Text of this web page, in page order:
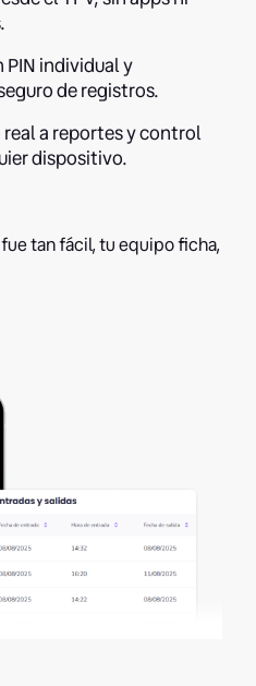
PIN individual y
de registros.
a reportes y control
dispositivo.
tan fácil, tu equipo ficha,